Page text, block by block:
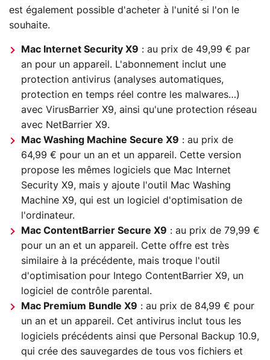
est également possible d'acheter à l'unité si l'on le
souhaite.
Mac Internet Security X9 : au prix de 49,99 € par
an pour un appareil. L'abonnement inclut une
protection antivirus (analyses automatiques,
protection en temps réel contre les malwares…)
avec VirusBarrier X9, ainsi qu'une protection réseau
avec NetBarrier X9.
Mac Washing Machine Secure X9 : au prix de
64,99 € pour un an et un appareil. Cette version
propose les mêmes logiciels que Mac Internet
Security X9, mais y ajoute l'outil Mac Washing
Machine X9, qui est un logiciel d'optimisation de
l'ordinateur.
Mac ContentBarrier Secure X9 : au prix de 79,99 €
pour un an et un appareil. Cette offre est très
similaire à la précédente, mais troque l'outil
d'optimisation pour Intego ContentBarrier X9, un
logiciel de contrôle parental.
Mac Premium Bundle X9 : au prix de 84,99 € pour
un an et un appareil. Cet antivirus inclut tous les
logiciels précédents ainsi que Personal Backup 10.9,
qui crée des sauvegardes de tous vos fichiers et